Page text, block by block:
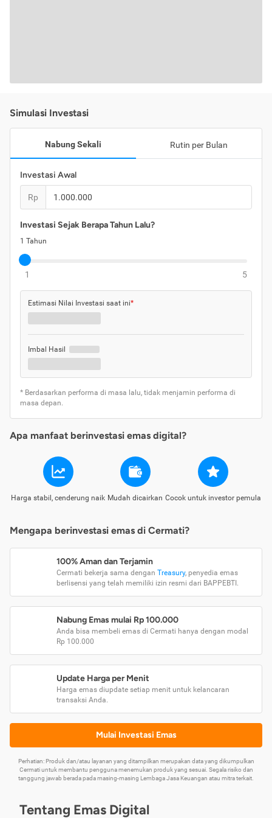
Simulasi Investasi
Nabung Sekali Rutin per Bulan
Investasi Awal
Rp
Investasi Sejak Berapa Tahun Lalu?
1 Tahun
1 5
Estimasi Nilai Investasi saat ini*
Imbal Hasil
* Berdasarkan performa di masa lalu, tidak menjamin performa di
masa depan.
Apa manfaat berinvestasi emas digital?
Harga stabil, cenderung naik Mudah dicairkan Cocok untuk investor pemula
Mengapa berinvestasi emas di Cermati?
100% Aman dan Terjamin
Cermati bekerja sama dengan Treasury, penyedia emas
berlisensi yang telah memiliki izin resmi dari BAPPEBTI.
Nabung Emas mulai Rp 100.000
Anda bisa membeli emas di Cermati hanya dengan modal
Rp 100.000
Update Harga per Menit
Harga emas diupdate setiap menit untuk kelancaran
transaksi Anda.
Mulai Investasi Emas
Perhatian: Produk dan/atau layanan yang ditampilkan merupakan data yang dikumpulkan
Cermati untuk membantu pengguna menemukan produk yang sesuai. Segala risiko dan
tanggung jawab berada pada masing-masing Lembaga Jasa Keuangan atau mitra terkait.
Tentang Emas Digital